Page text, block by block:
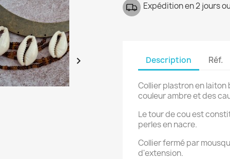

Expédition en 2 jours
Description Réf.
Collier plastron en
couleur ambre et des
Le tour de cou est
perles en nacre.
Collier fermé par
d'extension.